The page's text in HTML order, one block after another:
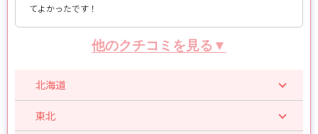
てよかったです！
他のクチコミを見る▼
北海道
東北